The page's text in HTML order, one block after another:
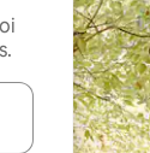
utilisant les